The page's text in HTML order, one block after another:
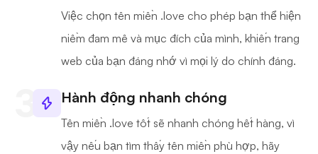
Việc chọn tên miền .love cho phép bạn thể hiện
niềm đam mê và mục đích của mình, khiến trang
web của bạn đáng nhớ vì mọi lý do chính đáng.
Hành động nhanh chóng
Tên miền .love tốt sẽ nhanh chóng hết hàng, vì
vậy nếu bạn tìm thấy tên miền phù hợp, hãy